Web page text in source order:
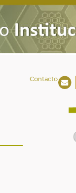
Contacto